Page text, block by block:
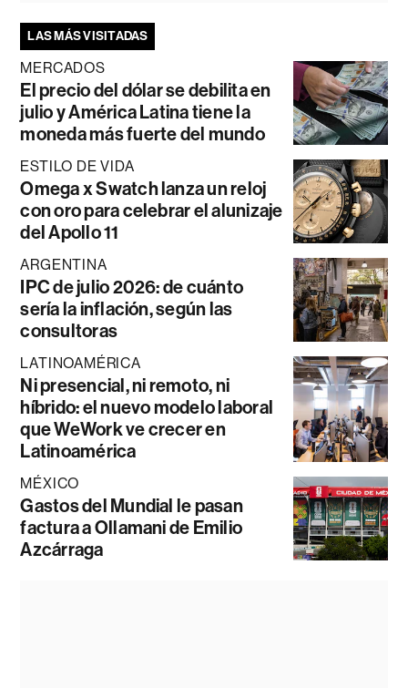
LAS MÁS VISITADAS
MERCADOS
El precio del dólar se debilita en
julio y América Latina tiene la
moneda más fuerte del mundo
ESTILO DE VIDA
Omega x Swatch lanza un reloj
con oro para celebrar el alunizaje
del Apollo 11
ARGENTINA
IPC de julio 2026: de cuánto
sería la inflación, según las
consultoras
LATINOAMÉRICA
Ni presencial, ni remoto, ni
híbrido: el nuevo modelo laboral
que WeWork ve crecer en
Latinoamérica
MÉXICO
Gastos del Mundial le pasan
factura a Ollamani de Emilio
Azcárraga